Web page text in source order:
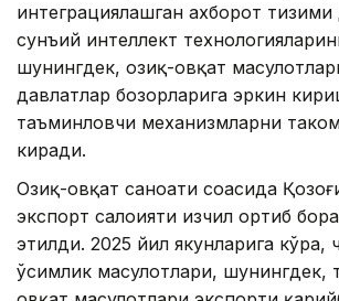
интеграциялашган ахборот
сунъий интеллект
шунингдек, озиқ-овқат
давлатлар бозорларига эркин
таъминловчи механизмларни
киради.
Озиқ-овқат саноати соҳасида
экспорт салоҳияти изчил ортиб
этилди. 2025 йил якунларига кўра,
ўсимлик маҳсулотлари, шунингдек,